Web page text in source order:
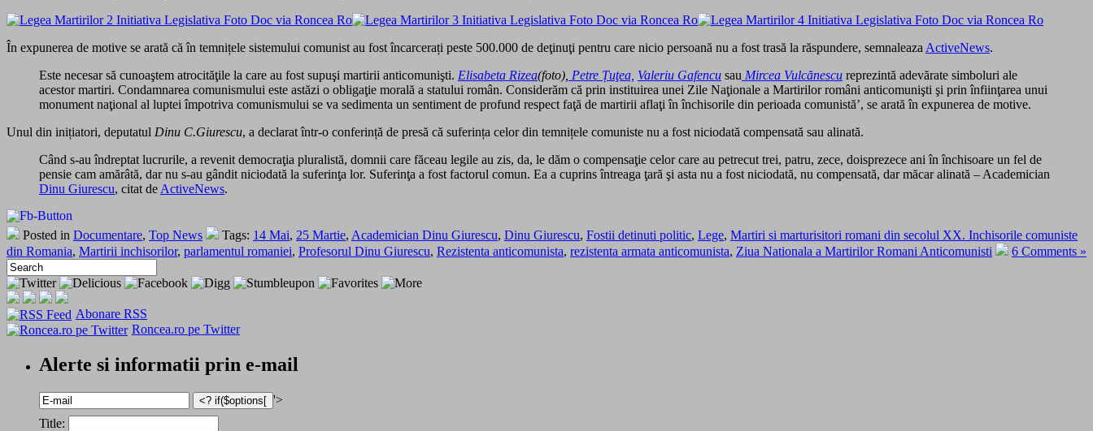
În expunerea de motive se arată că în temnițele sistemului comunist au fost încarcerați peste 500.000 de deţinuţi pentru care nicio persoană nu a fost trasă la răspundere, semnaleaza ActiveNews.
Este necesar să cunoaştem atrocităţile la care au fost supuşi martirii anticomunişti. Elisabeta Rizea(foto), Petre Țuţea, Valeriu Gafencu sau Mircea Vulcănescu reprezintă adevărate simboluri ale
acestor martiri. Condamnarea comunismului este astăzi o obligaţie morală a statului român. Considerăm că prin instituirea unei Zile Naţionale a Martirilor români anticomunişti şi prin înfiinţarea unui
monument naţional al luptei împotriva comunismului se va sedimenta un sentiment de profund respect faţă de martirii aflaţi în închisorile din perioada comunistă’, se arată în expunerea de motive.
Unul din inițiatori, deputatul Dinu C.Giurescu, a declarat într-o conferință de presă că suferința celor din temnițele comuniste nu a fost niciodată compensată sau alinată.
Când s-au îndreptat lucrurile, a revenit democraţia pluralistă, domnii care făceau legile au zis, da, le dăm o compensaţie celor care au petrecut trei, patru, zece, doisprezece ani în închisoare un fel de
pensie cam amărâtă, dar nu s-au gândit niciodată la suferinţa lor. Suferinţa a fost factorul comun. Ea a cuprins întreaga ţară şi asta nu a fost niciodată, nu compensată, dar măcar alinată – Academician
Dinu Giurescu, citat de ActiveNews.
Posted in Documentare, Top News Tags: 14 Mai, 25 Martie, Academician Dinu Giurescu, Dinu Giurescu, Fostii detinuti politic, Lege, Martiri si marturisitori romani din secolul XX. Inchisorile comuniste
din Romania, Martirii inchisorilor, parlamentul romaniei, Profesorul Dinu Giurescu, Rezistenta anticomunista, rezistenta armata anticomunista, Ziua Nationala a Martirilor Romani Anticomunisti 6 Comments »
Abonare RSS
Roncea.ro pe Twitter
Alerte si informatii prin e-mail
'>
Title: